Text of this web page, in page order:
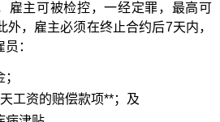
雇主可被检控，一经定罪，最高可
外，雇主必须在终止合约后7天内，
：
工资的赔偿款项**；及